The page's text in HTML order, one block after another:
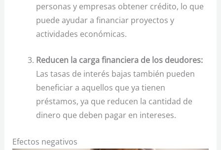
personas y empresas obtener crédito, lo que
puede ayudar a financiar proyectos y
actividades económicas.
Reducen la carga financiera de los deudores:
Las tasas de interés bajas también pueden
beneficiar a aquellos que ya tienen
préstamos, ya que reducen la cantidad de
dinero que deben pagar en intereses.
Efectos negativos